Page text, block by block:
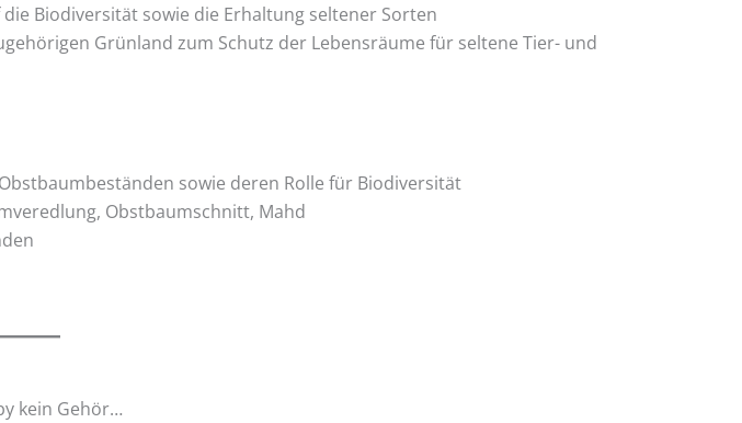
Biodiversität sowie die Erhaltung seltener Sorten
Grünland zum Schutz der Lebensräume für seltene Tier- und
sowie deren Rolle für Biodiversität
Obstbaumschnitt, Mahd
kein Gehör…